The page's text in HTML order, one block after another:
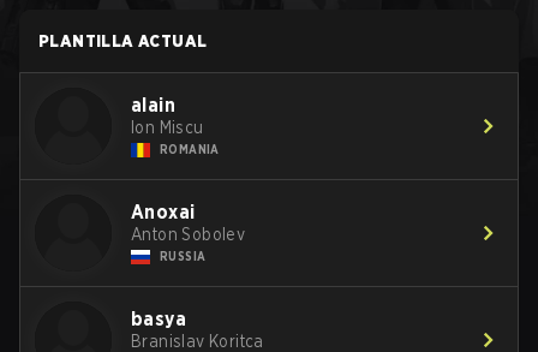
PLANTILLA ACTUAL
alain
Ion Miscu
ROMANIA
Anoxai
Anton Sobolev
RUSSIA
basya
Branislav Koritca